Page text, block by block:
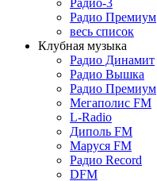
Радио Премиум
весь список
Клубная музыка
Радио Динамит
Радио Вышка
Радио Премиум
Мегаполис FM
L-Radio
Диполь FM
Маруся FM
Радио Record
DFM